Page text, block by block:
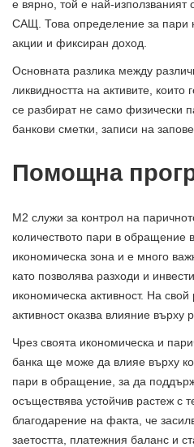
е вярно, той е най-
САЩ. Това определение за пари
акции и фиксиран доход.
Основната разлика между
ликвидността на активите, които
се разбират не само физически
банкови сметки, записи на
Помощна
M2 служи за контрол на
количеството пари в обращение
икономическа зона и е много
като позволява разходи и
икономическа активност. На
активност оказва влияние върху
Чрез своята икономическа и
банка ще може да влияе върху
пари в обращение, за да
осъществява устойчив растеж с
благодарение на факта, че
заетостта, платежния баланс и